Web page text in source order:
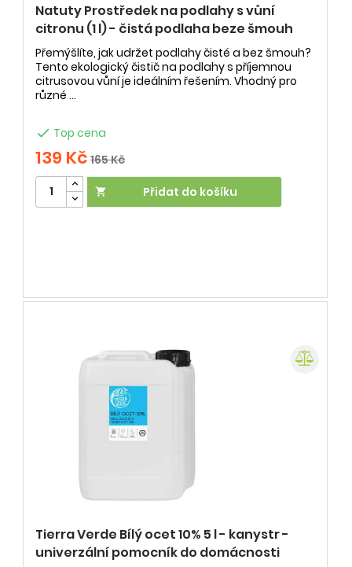
Natuty Prostředek na podlahy s vůní
citronu (1 l) - čistá podlaha beze šmouh
Přemýšlíte, jak udržet podlahy čisté a bez šmouh?
Tento ekologický čistič na podlahy s příjemnou
citrusovou vůní je ideálním řešením. Vhodný pro
různé ...
 Top cena
139 Kč 165 Kč
 Přidat do košíku
Tierra Verde Bílý ocet 10% 5 l - kanystr -
univerzální pomocník do domácnosti